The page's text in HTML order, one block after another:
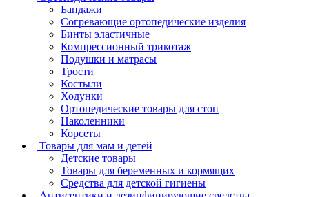
Бандажи
Согревающие ортопедические изделия
Бинты эластичные
Компрессионный трикотаж
Подушки и матрасы
Трости
Костыли
Ходунки
Ортопедические товары для стоп
Наколенники
Корсеты
Товары для мам и детей
Детские товары
Товары для беременных и кормящих
Средства для детской гигиены